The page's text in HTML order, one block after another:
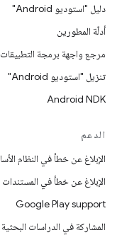
دليل "استوديو Android"
أدلّة المطورين
مرجع واجهة برمجة التطبيقات
تنزيل "استوديو Android"
Android NDK
الدعم
الإبلاغ عن خطأ في النظام
الإبلاغ عن خطأ في المستندات
Google Play support
المشاركة في الدراسات البحثية